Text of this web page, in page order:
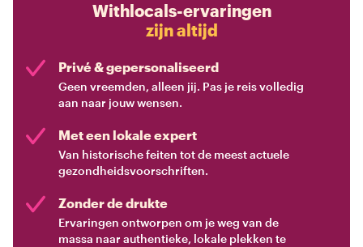
Withlocals-ervaringen
zijn altijd
Privé & gepersonaliseerd
Geen vreemden, alleen jij. Pas je reis volledig
aan naar jouw wensen.
Met een lokale expert
Van historische feiten tot de meest actuele
gezondheidsvoorschriften.
Zonder de drukte
Ervaringen ontworpen om je weg van de
massa naar authentieke, lokale plekken te